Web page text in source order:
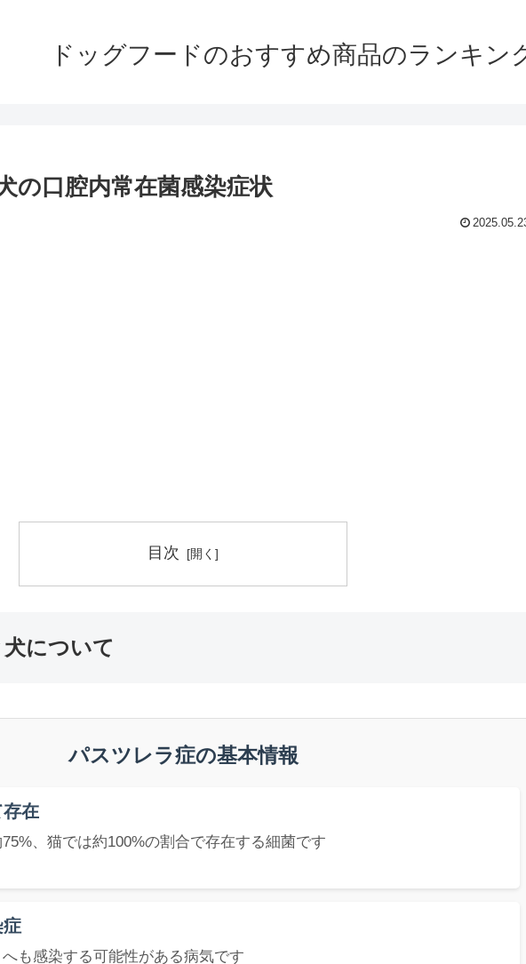
ドッグフードのおすすめ商品のランキン
の口腔内常在菌感染症状
目次
について
パスツレラ症の基本情報
在
、猫では約100%の割合で存在する細菌です
症
も感染する可能性がある病気です